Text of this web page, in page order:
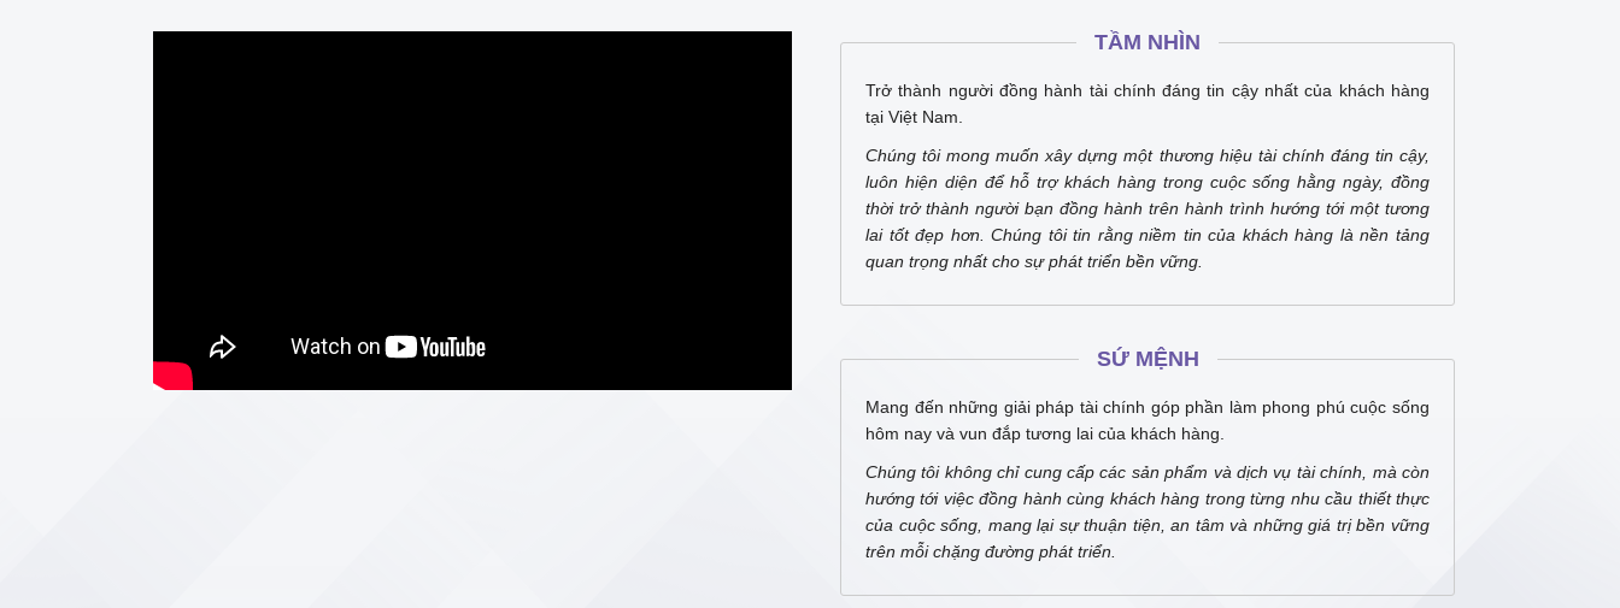
TẦM NHÌN
Trở thành người đồng hành tài chính đáng tin cậy nhất của khách hàng
tại Việt Nam.
Chúng tôi mong muốn xây dựng một thương hiệu tài chính đáng tin cậy,
luôn hiện diện để hỗ trợ khách hàng trong cuộc sống hằng ngày, đồng
thời trở thành người bạn đồng hành trên hành trình hướng tới một tương
lai tốt đẹp hơn. Chúng tôi tin rằng niềm tin của khách hàng là nền tảng
quan trọng nhất cho sự phát triển bền vững.
SỨ MỆNH
Mang đến những giải pháp tài chính góp phần làm phong phú cuộc sống
hôm nay và vun đắp tương lai của khách hàng.
Chúng tôi không chỉ cung cấp các sản phẩm và dịch vụ tài chính, mà còn
hướng tới việc đồng hành cùng khách hàng trong từng nhu cầu thiết thực
của cuộc sống, mang lại sự thuận tiện, an tâm và những giá trị bền vững
trên mỗi chặng đường phát triển.